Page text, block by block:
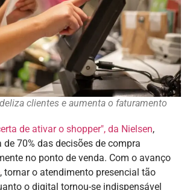
clientes e aumenta o faturamento
de ativar o shopper", da Nielsen,
70% das decisões de compra
no ponto de venda. Com o avanço
, tornar o atendimento presencial tão
o digital tornou-se indispensável